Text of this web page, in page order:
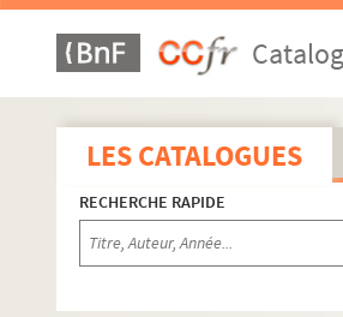
LES CATALOGUES
RECHERCHE RAPIDE